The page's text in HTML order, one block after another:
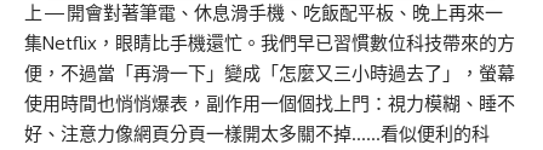
上 — 開會對著筆電、休息滑手機、吃飯配平板、晚上再來一
集Netflix，眼睛比手機還忙。我們早已習慣數位科技帶來的方
便，不過當「再滑一下」變成「怎麼又三小時過去了」，螢幕
使用時間也悄悄爆表，副作用一個個找上門：視力模糊、睡不
好、注意力像網頁分頁一樣開太多關不掉……看似便利的科